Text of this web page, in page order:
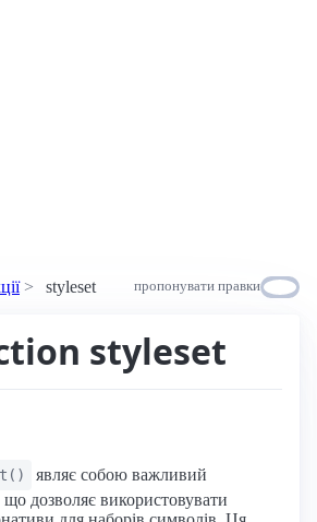
styleset пропонувати правки
styleset
являє собою важливий
дозволяє використовувати